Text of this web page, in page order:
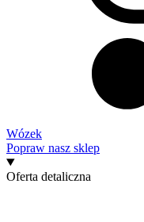
Wózek
Popraw nasz sklep
Oferta detaliczna